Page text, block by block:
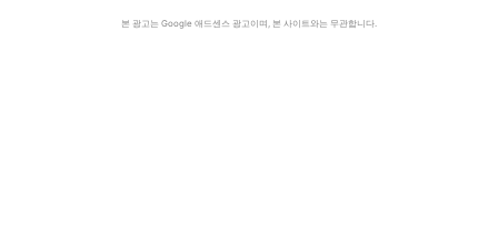
본 광고는 Google 애드센스 광고이며, 본 사이트와는 무관합니다.